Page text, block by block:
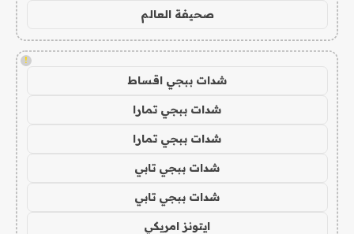
صحيفة العالم
!
شدات ببجي اقساط
شدات ببجي تمارا
شدات ببجي تمارا
شدات ببجي تابي
شدات ببجي تابي
ايتونز امريكي